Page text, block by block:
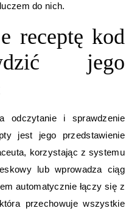
do nich.
receptę kod
jego
odczytanie i sprawdzenie
jest jego przedstawienie
korzystając z systemu
lub wprowadza ciąg
automatycznie łączy się z
przechowuje wszystkie